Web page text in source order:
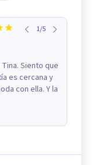
1/5
Siento que
es cercana y
con ella. Y la